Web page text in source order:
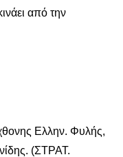
από την
Ελλην. Φυλής,
(ΣΤΡΑΤ.